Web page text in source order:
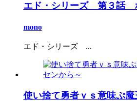
エド・シリーズ 第３話
mono
エド・シリーズ ...
使い捨て勇者ｖｓ意味ぷ魔